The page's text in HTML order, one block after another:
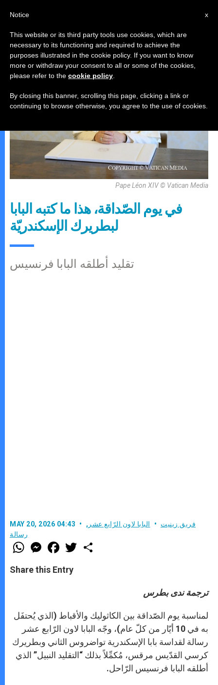
البابا لاون الرّابع عشر,رسالة
Pape Léon XIV © Vatican Media
في يوم الصّداقة، هذا ما كتبه البابا
لبطريرك الإسكندريّة
تقليد أطلقه البابا فرنسيس
MAY 20, 2026 04:43 فريق زينيت البابا لاون الرّابع عشر ,
رسالة
W
h
t
s
M
e
s
e
F
a
e
b
w
Share this Entry
ترجمة ندى بطرس
لمناسبة يوم الصّداقة بين الكاثوليك والأقباط (الذي يُحتفَل
به في 10 أيّار من كلّ عام)، وجّه البابا لاون الرّابع عشر
رسالة لقداسة بابا الإسكندرية تواضروس الثاني وبطريرك
كرسي القدّيس مرقس، مُكمِّلاً بذلك “التقليد النبيل” الذي
أطلقه البابا فرنسيس الرّاحل.
x
Notice
This website or its third party tools use cookies, which are
necessary to its functioning and required to achieve the
purposes illustrated in the cookie policy. If you want to know
more or withdraw your consent to all or some of the cookies,
please refer to the cookie policy
By closing this banner, scrolling this page, clicking a link or
continuing to browse otherwise, you agree to the use of cookies.